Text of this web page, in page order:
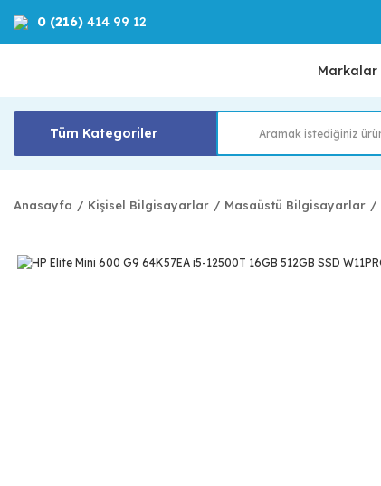
0 (216) 414 99 12
Markalar
Tüm Kategoriler
Anasayfa Kişisel Bilgisayarlar Masaüstü Bilgisayarlar